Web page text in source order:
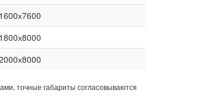
1600х7600
1800х8000
точные габариты согласовываются